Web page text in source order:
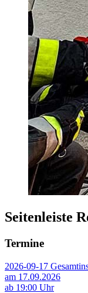
Seitenleiste
Termine
2026-09-17
am 17.09.2026
ab 19:00 Uhr